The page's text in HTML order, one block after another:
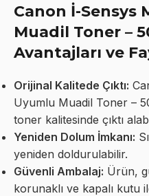
Canon İ-Sensys
Muadil Toner –
Avantajları ve
Orijinal Kalitede Çıktı:
Uyumlu Muadil Toner –
toner kalitesinde çıktı
Yeniden Dolum İmkanı:
yeniden doldurulabilir.
Güvenli Ambalaj: Ürün,
korunaklı ve kapalı kutu